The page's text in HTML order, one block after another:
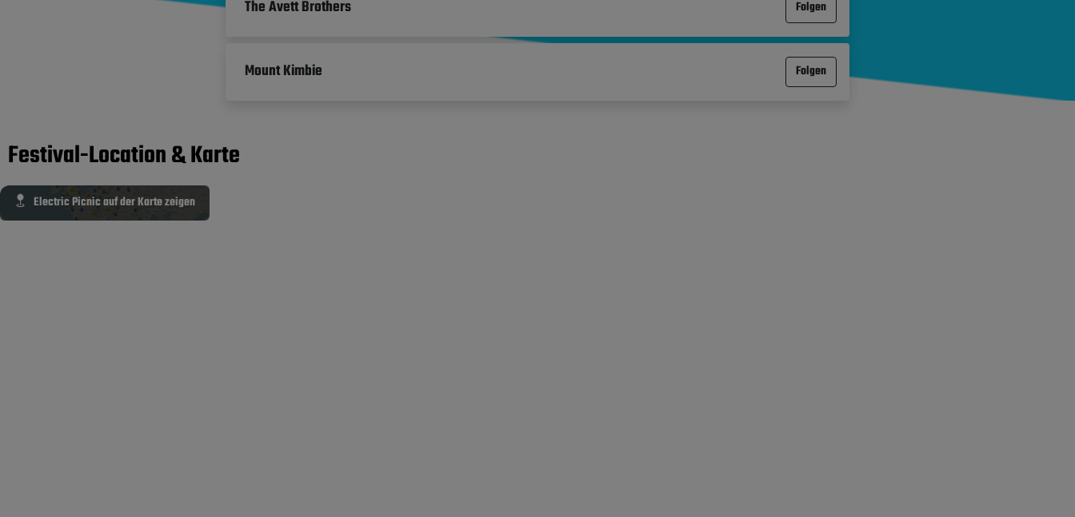
The Avett Brothers Folgen
Mount Kimbie Folgen
Festival-Location & Karte
Electric Picnic auf der Karte zeigen